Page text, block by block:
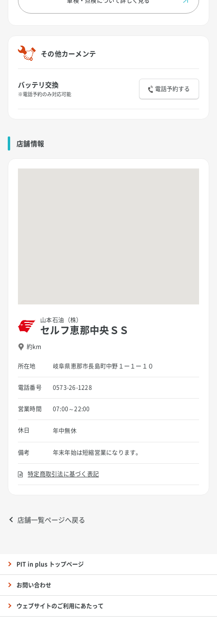
その他カーメンテ
バッテリ交換
※電話予約のみ対応可能
電話予約する
店舗情報
山本石油（株）
セルフ恵那中央ＳＳ
約km
所在地 岐阜県恵那市長島町中野１ー１ー１０
電話番号 0573-26-1228
営業時間 07:00～22:00
休日 年中無休
備考 年末年始は短縮営業になります。
特定商取引法に基づく表記
店舗一覧ページへ戻る
PIT in plus トップページ
お問い合わせ
ウェブサイトのご利用にあたって